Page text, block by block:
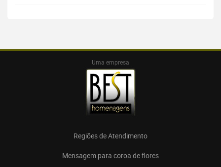
Uma empresa
Regiões de Atendimento
Mensagem para coroa de flores